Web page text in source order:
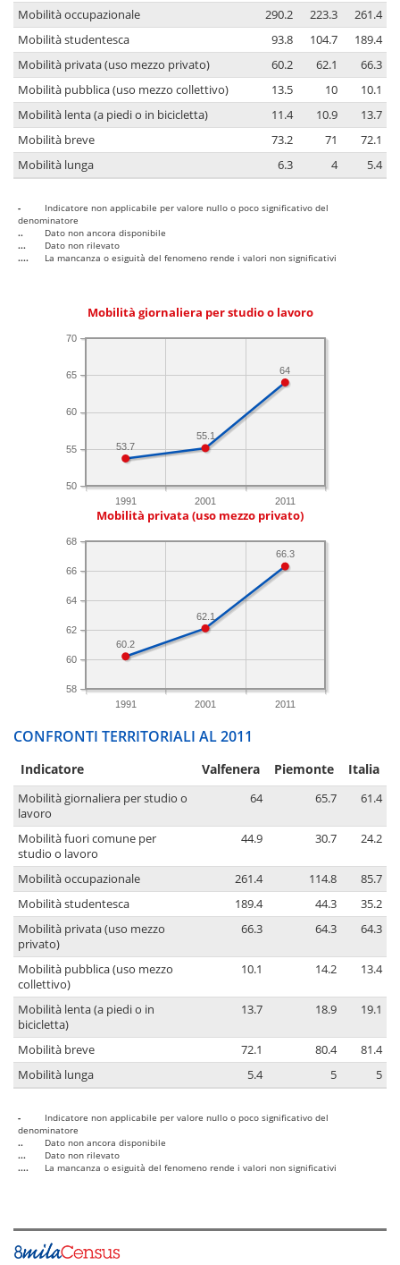
Mobilità occupazionale
290.2 223.3
261.4
Mobilità studentesca
93.8 104.7
189.4
Mobilità privata (uso mezzo privato)
60.2 62.1
66.3
Mobilità pubblica (uso mezzo collettivo)
13.5 10
10.1
Mobilità lenta (a piedi o in bicicletta)
11.4 10.9
13.7
Mobilità breve
73.2 71
72.1
Mobilità lunga
6.3 4 5.4
-
Indicatore non applicabile per valore nullo o poco significativo del
denominatore
..
Dato non ancora disponibile
...
Dato non rilevato
....
La mancanza o esiguità del fenomeno rende i valori non significativi
Mobilità giornaliera per studio o lavoro
1991 2001 2011
50
55
60
65
70
64
55.1
53.7
Mobilità privata (uso mezzo privato)
1991 2001 2011
58
60
62
64
66
68
66.3
62.1
60.2
CONFRONTI TERRITORIALI AL 2011
Indicatore Valfenera Piemonte Italia
Mobilità giornaliera per studio o
lavoro
64 65.7 61.4
Mobilità fuori comune per
studio o lavoro
44.9 30.7 24.2
Mobilità occupazionale 261.4 114.8
85.7
Mobilità studentesca
189.4 44.3
35.2
Mobilità privata (uso mezzo
privato)
66.3 64.3 64.3
Mobilità pubblica (uso mezzo
collettivo)
10.1 14.2 13.4
Mobilità lenta (a piedi o in
bicicletta)
13.7 18.9 19.1
Mobilità breve 72.1 80.4
81.4
Mobilità lunga
5.4 5 5
-
Indicatore non applicabile per valore nullo o poco significativo del
denominatore
..
Dato non ancora disponibile
...
Dato non rilevato
....
La mancanza o esiguità del fenomeno rende i valori non significativi